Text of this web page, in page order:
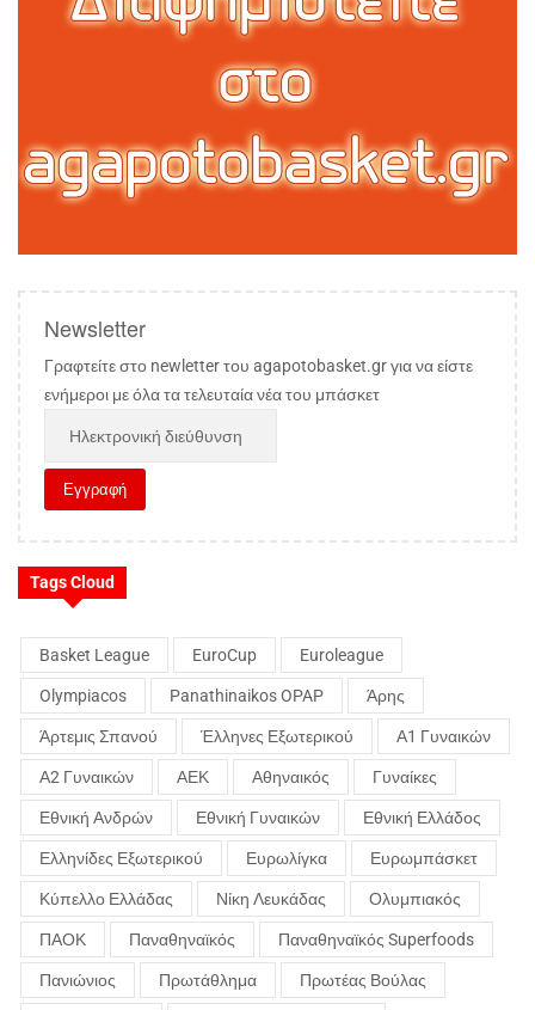
Newsletter
Γραφτείτε στο newletter του agapotobasket.gr για να είστε
ενήμεροι με όλα τα τελευταία νέα του μπάσκετ
Tags Cloud
Basket League EuroCup Euroleague
Olympiacos Panathinaikos OPAP Άρης
Άρτεμις Σπανού Έλληνες Εξωτερικού Α1 Γυναικών
Α2 Γυναικών ΑΕΚ Αθηναικός Γυναίκες
Εθνική Ανδρών Εθνική Γυναικών Εθνική Ελλάδος
Ελληνίδες Εξωτερικού Ευρωλίγκα Ευρωμπάσκετ
Κύπελλο Ελλάδας Νίκη Λευκάδας Ολυμπιακός
ΠΑΟΚ Παναθηναϊκός Παναθηναϊκός Superfoods
Πανιώνιος Πρωτάθλημα Πρωτέας Βούλας